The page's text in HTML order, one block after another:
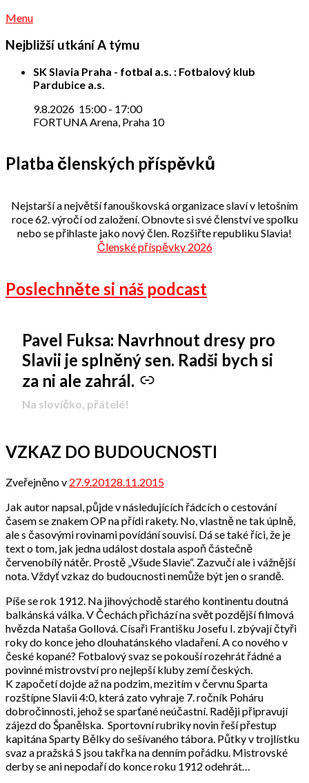
Menu
Nejbližší utkání A týmu
SK Slavia Praha - fotbal a.s. : Fotbalový klub
Pardubice a.s.
9.8.2026 15:00- 17:00
FORTUNA Arena, Praha 10
Platba členských příspěvků
Nejstarší a největší fanouškovská organizace slaví v letošním
roce 62. výročí od založení. Obnovte si své členství ve spolku
nebo se přihlaste jako nový člen. Rozšiřte republiku Slavia!
Členské příspěvky 2026
Poslechněte si náš podcast
Pavel Fuksa: Navrhnout dresy pro
Slavii je splněný sen. Radši bych si
za ni ale zahrál.
-
Na slovíčko, přátelé!
VZKAZ DO BUDOUCNOSTI
Zveřejněno v 27.9.20128.11.2015
Jak autor napsal, půjde v následujících řádcích o cestování
časem se znakem OP na přídi rakety. No, vlastně ne tak úplně,
ale s časovými rovinami povídání souvisí. Dá se také říci, že je
text o tom, jak jedna událost dostala aspoň částečně
červenobílý nátěr. Prostě „Všude Slavie“. Zazvučí ale i vážnější
nota. Vždyť vzkaz do budoucnosti nemůže být jen o srandě.
Píše se rok 1912. Na jihovýchodě starého kontinentu doutná
balkánská válka. V Čechách přichází na svět pozdější filmová
hvězda Nataša Gollová. Císaři Františku Josefu I. zbývají čtyři
roky do konce jeho dlouhatánského vladaření. A co nového v
české kopané? Fotbalový svaz se pokouší rozehrát řádné a
povinné mistrovství pro nejlepší kluby zemí českých.
K započetí dojde až na podzim, mezitím v červnu Sparta
rozštípne Slavii 4:0, která zato vyhraje 7. ročník Poháru
dobročinnosti, jehož se sparťané neúčastní. Raději připravují
zájezd do Španělska. Sportovní rubriky novin řeší přestup
kapitána Sparty Bělky do sešívaného tábora. Půtky v trojlístku
svaz a pražská S jsou takřka na denním pořádku. Mistrovské
derby se ani nepodaří do konce roku 1912 odehrát…